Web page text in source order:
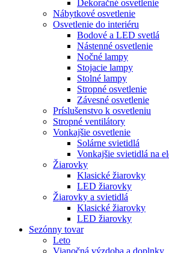
Dekoračné osvetlenie
Nábytkové osvetlenie
Osvetlenie do interiéru
Bodové a LED svetlá
Nástenné osvetlenie
Nočné lampy
Stojacie lampy
Stolné lampy
Stropné osvetlenie
Závesné osvetlenie
Príslušenstvo k osvetleniu
Stropné ventilátory
Vonkajšie osvetlenie
Solárne svietidlá
Vonkajšie svietidlá na
Žiarovky
Klasické žiarovky
LED žiarovky
Žiarovky a svietidlá
Klasické žiarovky
LED žiarovky
Sezónny tovar
Leto
Vianočná výzdoba a doplnky